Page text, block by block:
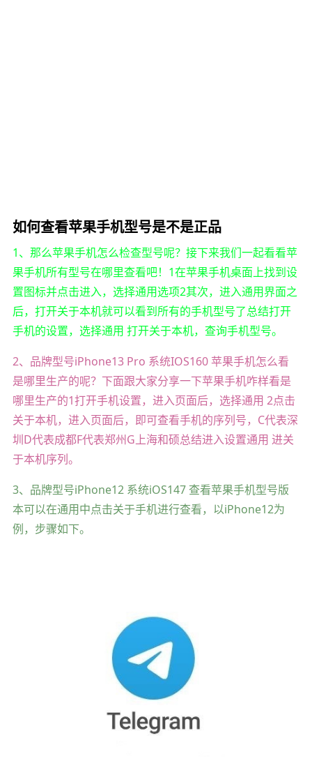
如何查看苹果手机型号是不是正品
1、那么苹果手机怎么检查型号呢？接下来我们一起看看苹
果手机所有型号在哪里查看吧！1在苹果手机桌面上找到设
置图标并点击进入，选择通用选项2其次，进入通用界面之
后，打开关于本机就可以看到所有的手机型号了总结打开
手机的设置，选择通用 打开关于本机，查询手机型号。
2、品牌型号iPhone13 Pro 系统IOS160 苹果手机怎么看
是哪里生产的呢？下面跟大家分享一下苹果手机咋样看是
哪里生产的1打开手机设置，进入页面后，选择通用 2点击
关于本机，进入页面后，即可查看手机的序列号，C代表深
圳D代表成都F代表郑州G上海和硕总结进入设置通用 进关
于本机序列。
3、品牌型号iPhone12 系统iOS147 查看苹果手机型号版
本可以在通用中点击关于手机进行查看，以iPhone12为
例，步骤如下。